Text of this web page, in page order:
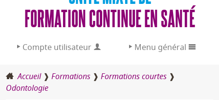
FORMATION CONTINUE EN SANTÉ
Compte utilisateur Menu général
Adresse email :
L’UMFCS
Accueil Formations
Formations courtes
Odontologie